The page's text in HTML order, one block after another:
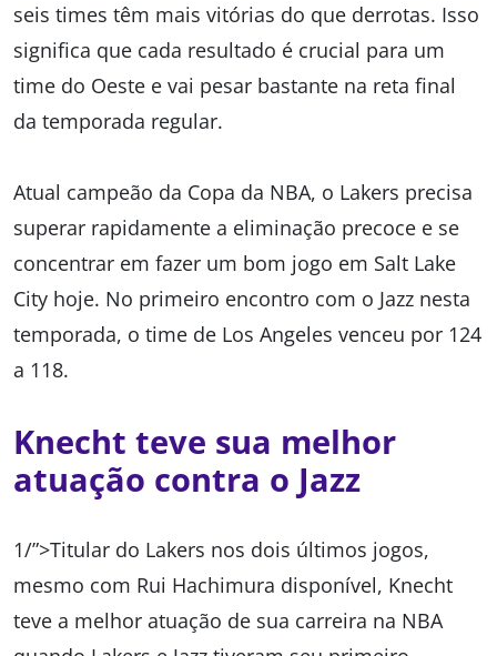
seis times têm mais vitórias do que derrotas. Isso
significa que cada resultado é crucial para um
time do Oeste e vai pesar bastante na reta final
da temporada regular.
Atual campeão da Copa da NBA, o Lakers precisa
superar rapidamente a eliminação precoce e se
concentrar em fazer um bom jogo em Salt Lake
City hoje. No primeiro encontro com o Jazz nesta
temporada, o time de Los Angeles venceu por 124
a 118.
Knecht teve sua melhor
atuação contra o Jazz
1/”>Titular do Lakers nos dois últimos jogos,
mesmo com Rui Hachimura disponível, Knecht
teve a melhor atuação de sua carreira na NBA